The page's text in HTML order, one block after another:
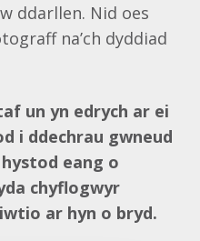
ddarllen. Nid oes
na’ch dyddiad
un yn edrych ar ei
i ddechrau gwneud
eang o
chyflogwyr
ar hyn o bryd.